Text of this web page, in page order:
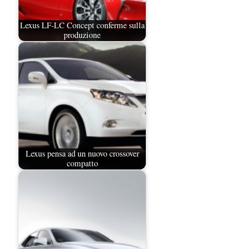
Lexus LF-LC Concept conferme sulla
produzione
Lexus pensa ad un nuovo crossover
compatto